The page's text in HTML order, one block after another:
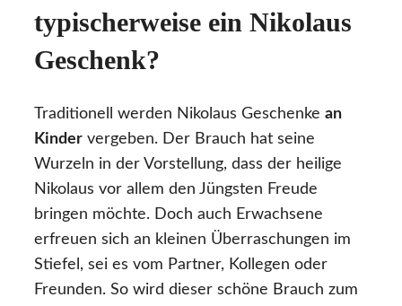
typischerweise ein Nikolaus
Geschenk?
Traditionell werden Nikolaus Geschenke an
Kinder vergeben. Der Brauch hat seine
Wurzeln in der Vorstellung, dass der heilige
Nikolaus vor allem den Jüngsten Freude
bringen möchte. Doch auch Erwachsene
erfreuen sich an kleinen Überraschungen im
Stiefel, sei es vom Partner, Kollegen oder
Freunden. So wird dieser schöne Brauch zum